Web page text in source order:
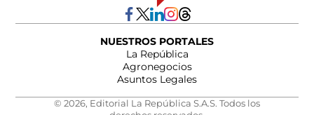
NUESTROS PORTALES
La República
Agronegocios
Asuntos Legales
© 2026, Editorial La República S.A.S. Todos los